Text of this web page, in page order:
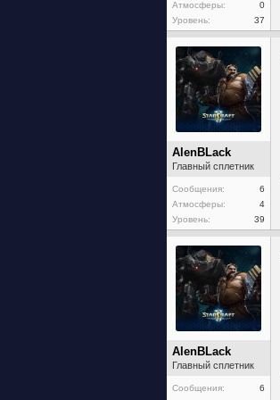
Атмосферы:
0
Уровень:
37
AlenBLack
Главный сплетник
Сообщения:
6
Атмосферы:
4
Уровень:
39
AlenBLack
Главный сплетник
Сообщения:
6